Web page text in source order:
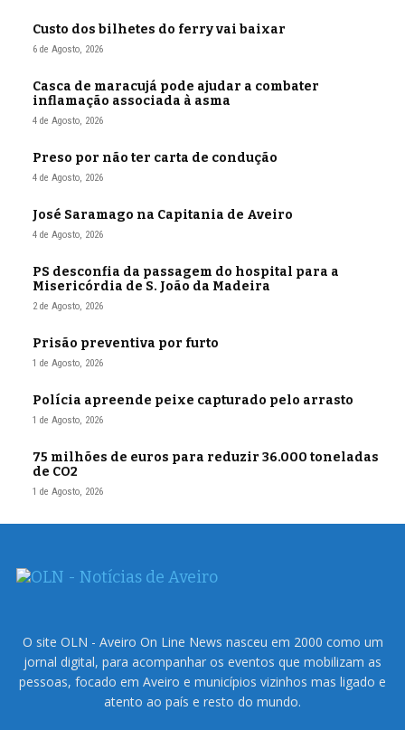
Custo dos bilhetes do ferry vai baixar
6 de Agosto, 2026
Casca de maracujá pode ajudar a combater
inflamação associada à asma
4 de Agosto, 2026
Preso por não ter carta de condução
4 de Agosto, 2026
José Saramago na Capitania de Aveiro
4 de Agosto, 2026
PS desconfia da passagem do hospital para a
Misericórdia de S. João da Madeira
2 de Agosto, 2026
Prisão preventiva por furto
1 de Agosto, 2026
Polícia apreende peixe capturado pelo arrasto
1 de Agosto, 2026
75 milhões de euros para reduzir 36.000 toneladas
de CO2
1 de Agosto, 2026
O site OLN - Aveiro On Line News nasceu em 2000 como um
jornal digital, para acompanhar os eventos que mobilizam as
pessoas, focado em Aveiro e municípios vizinhos mas ligado e
atento ao país e resto do mundo.